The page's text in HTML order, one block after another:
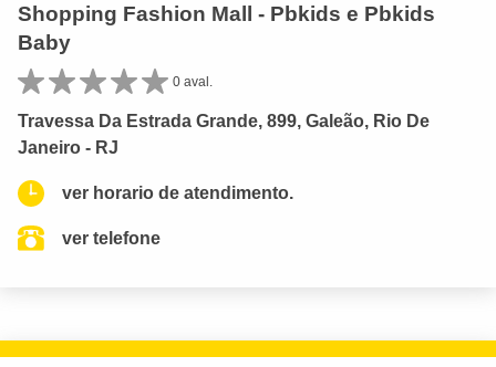
Shopping Fashion Mall - Pbkids e Pbkids
Baby
0 aval.
Travessa Da Estrada Grande, 899, Galeão, Rio De
Janeiro - RJ
ver horario de atendimento.
ver telefone